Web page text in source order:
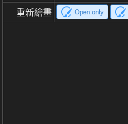
重新繪畫 Open only